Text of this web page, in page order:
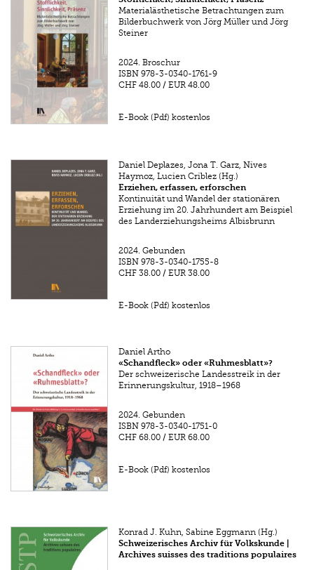
Materialästhetische Betrachtungen zum
Bilderbuchwerk von Jörg Müller und Jörg
Steiner
2024. Broschur
ISBN 978-3-0340-1761-9
CHF 48.00 /EUR 48.00
E-Book (Pdf) kostenlos
Daniel Deplazes, Jona T. Garz, Nives
Haymoz, Lucien Criblez (Hg.)
Erziehen, erfassen, erforschen
Kontinuität und Wandel der stationären
Erziehung im 20. Jahrhundert am Beispiel
des Landerziehungsheims Albisbrunn
2024. Gebunden
ISBN 978-3-0340-1755-8
CHF 38.00 /EUR 38.00
E-Book (Pdf) kostenlos
Daniel Artho
«Schandfleck» oder «Ruhmesblatt»?
Der schweizerische Landesstreik in der
Erinnerungskultur, 1918–1968
2024. Gebunden
ISBN 978-3-0340-1751-0
CHF 68.00 /EUR 68.00
E-Book (Pdf) kostenlos
Konrad J. Kuhn, Sabine Eggmann (Hg.)
Schweizerisches Archiv für Volkskunde |
Archives suisses des traditions populaires